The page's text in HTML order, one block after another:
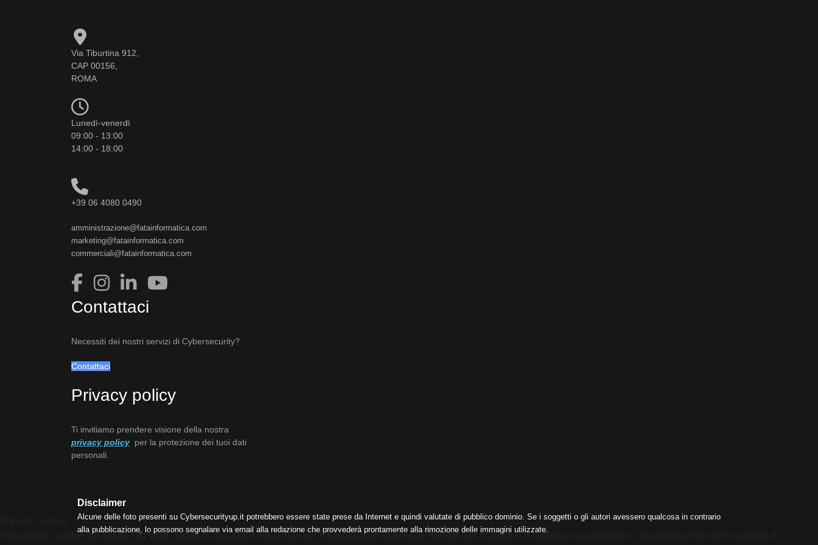
Via Tiburtina 912,
CAP 00156,
ROMA
Lunedì-venerdì
09:00 - 13:00
14:00 - 18:00
+39 06 4080 0490
amministrazione@fatainformatica.com
marketing@fatainformatica.com
commerciali@fatainformatica.com
Contattaci
Necessiti dei nostri servizi di Cybersecurity?
Contattaci
Privacy policy
Ti invitiamo prendere visione della nostra
privacy policy per la protezione dei tuoi dati
personali.
Disclaimer
Alcune delle foto presenti su Cybersecurityup.it potrebbero essere state prese da Internet e quindi valutate di pubblico dominio. Se i soggetti o gli autori avessero qualcosa in contrario
alla pubblicazione, lo possono segnalare via email alla redazione che provvederà prontamente alla rimozione delle immagini utilizzate.
Utilizziamo i cookie sul nostro sito Web. Alcuni di essi sono essenziali per il funzionamento del sito, mentre altri ci aiutano a migliorare questo sito e l'esperienza dell'utente (cookie di